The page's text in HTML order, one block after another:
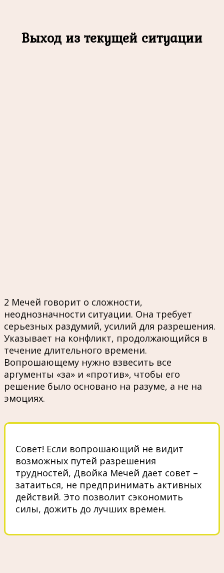
Выход из текущей ситуации
2 Мечей говорит о сложности,
неоднозначности ситуации. Она требует
серьезных раздумий, усилий для разрешения.
Указывает на конфликт, продолжающийся в
течение длительного времени.
Вопрошающему нужно взвесить все
аргументы «за» и «против», чтобы его
решение было основано на разуме, а не на
эмоциях.
Совет! Если вопрошающий не видит
возможных путей разрешения
трудностей, Двойка Мечей дает совет –
затаиться, не предпринимать активных
действий. Это позволит сэкономить
силы, дожить до лучших времен.